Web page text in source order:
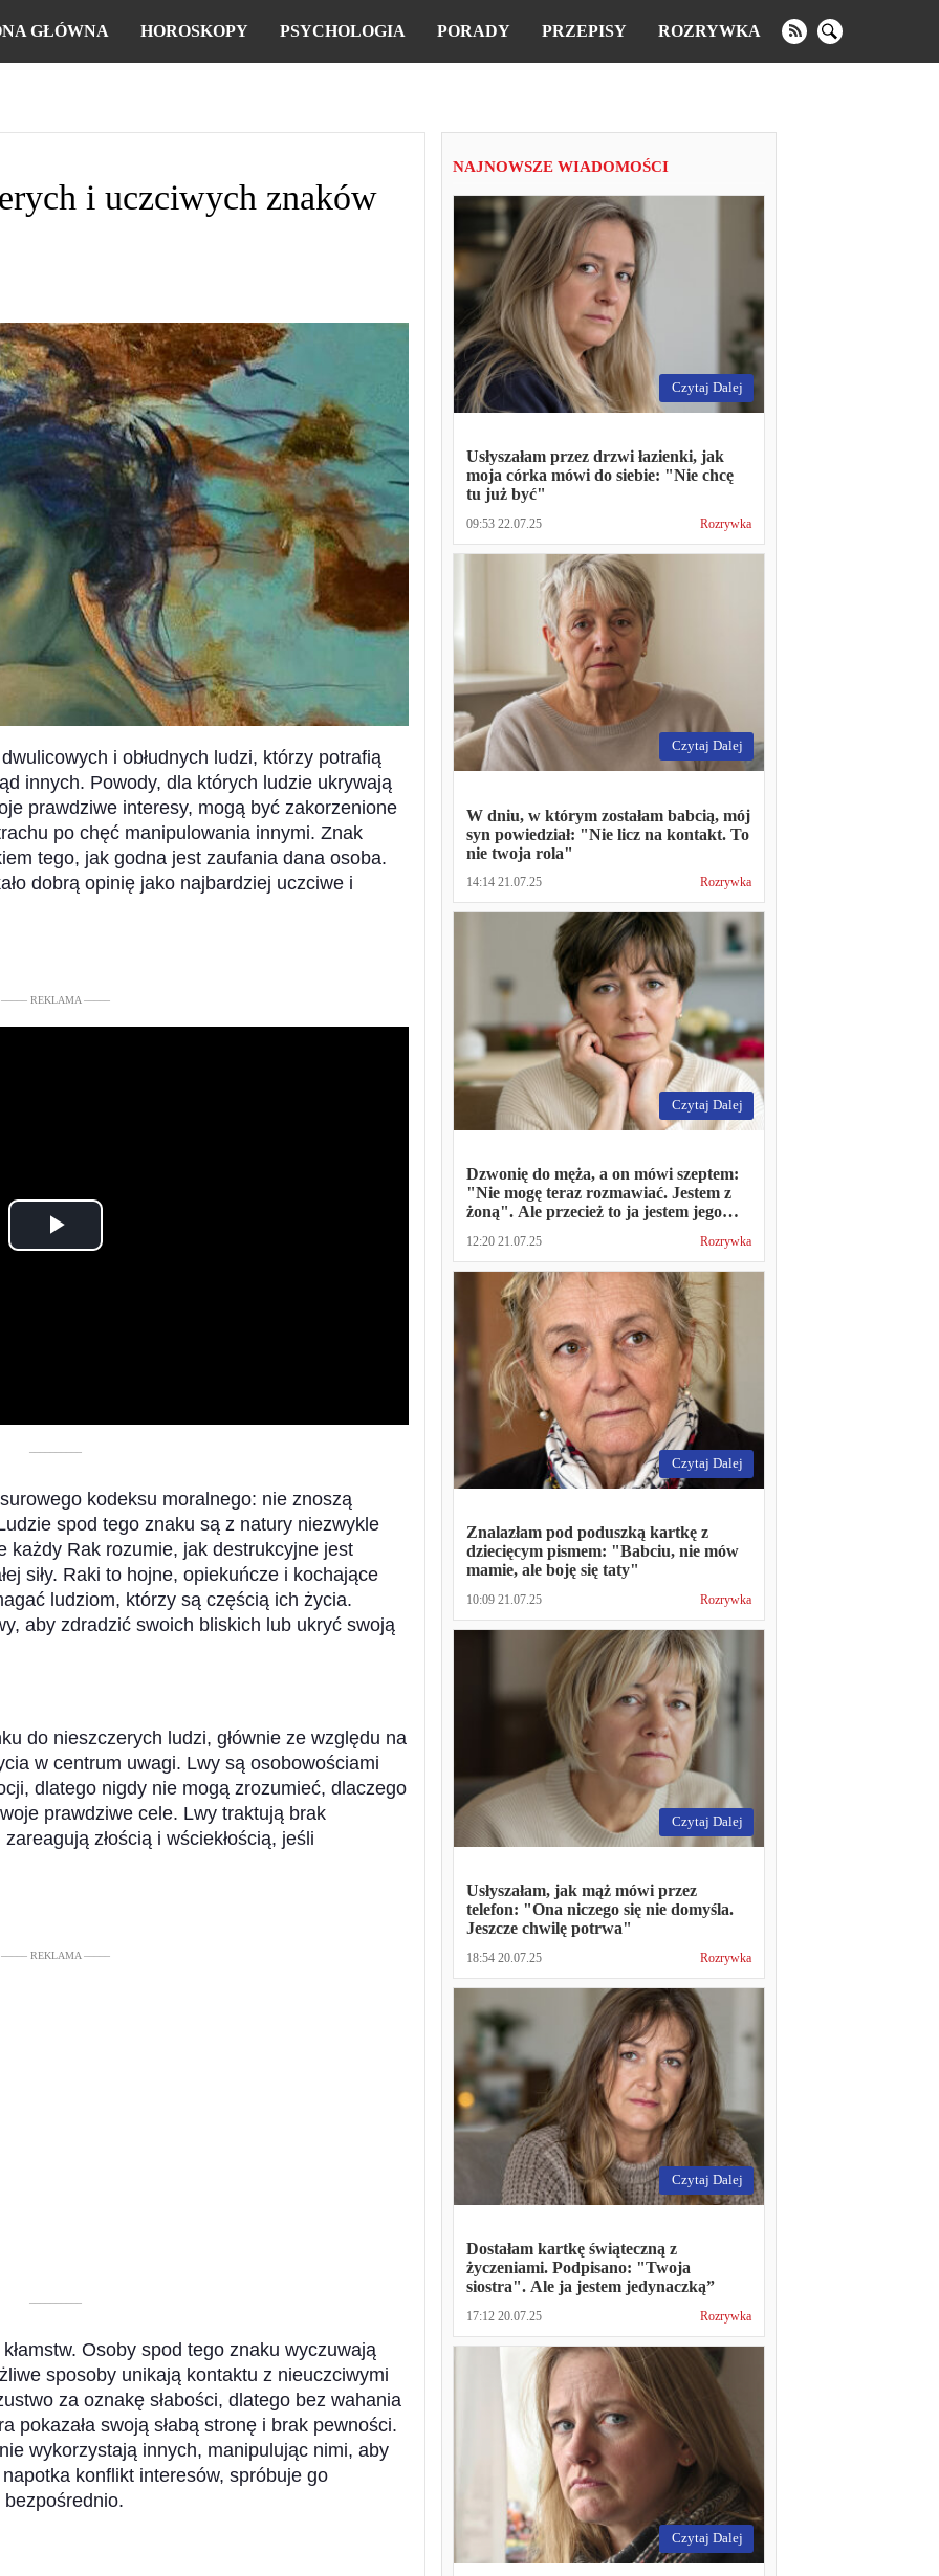
GŁÓWNA HOROSKOPY PSYCHOLOGIA PORADY PRZEPISY ROZRYWKA
i uczciwych znaków
i obłudnych ludzi, którzy potrafią
innych. Powody, dla których ludzie ukrywają
prawdziwe interesy, mogą być zakorzenione
po chęć manipulowania innymi. Znak
tego, jak godna jest zaufania dana osoba.
dobrą opinię jako najbardziej uczciwe i
––––– REKLAMA –––––
Play
––––––––––
kodeksu moralnego: nie znoszą
spod tego znaku są z natury niezwykle
​​każdy Rak rozumie, jak destrukcyjne jest
siły. Raki to hojne, opiekuńcze i kochające
ludziom, którzy są częścią ich życia.
aby zdradzić swoich bliskich lub ukryć swoją
do nieszczerych ludzi, głównie ze względu na
w centrum uwagi. Lwy są osobowościami
dlatego nigdy nie mogą zrozumieć, dlaczego
prawdziwe cele. Lwy traktują brak
złością i wściekłością, jeśli
––––– REKLAMA –––––
––––––––––
Osoby spod tego znaku wyczuwają
sposoby unikają kontaktu z nieuczciwymi
za oznakę słabości, dlatego bez wahania
pokazała swoją słabą stronę i brak pewności.
wykorzystają innych, manipulując nimi, aby
konflikt interesów, spróbuje go
NAJNOWSZE WIADOMOŚCI
Czytaj Dalej
Usłyszałam przez drzwi łazienki, jak
moja córka mówi do siebie: "Nie chcę
tu już być"
09:53 22.07.25 Rozrywka
Czytaj Dalej
W dniu, w którym zostałam babcią, mój
syn powiedział: "Nie licz na kontakt. To
nie twoja rola"
14:14 21.07.25 Rozrywka
Czytaj Dalej
Dzwonię do męża, a on mówi szeptem:
"Nie mogę teraz rozmawiać. Jestem z
żoną". Ale przecież to ja jestem jego
12:20 21.07.25 Rozrywka
Czytaj Dalej
Znalazłam pod poduszką kartkę z
dziecięcym pismem: "Babciu, nie mów
mamie, ale boję się taty"
10:09 21.07.25 Rozrywka
Czytaj Dalej
Usłyszałam, jak mąż mówi przez
telefon: "Ona niczego się nie domyśla.
Jeszcze chwilę potrwa"
18:54 20.07.25 Rozrywka
Czytaj Dalej
Dostałam kartkę świąteczną z
życzeniami. Podpisano: "Twoja
siostra". Ale ja jestem jedynaczką”
17:12 20.07.25 Rozrywka
Czytaj Dalej